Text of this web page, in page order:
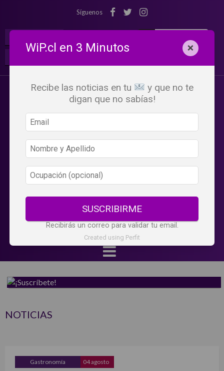
Síguenos
NOTICIAS
Gastronomía 04 agosto
WiP.cl en 3 Minutos ×
Recibe las noticias en tu
y que no te
digan que no sabías!
SUSCRIBIRME
Recibirás un correo para validar tu email.
Created using Perfit